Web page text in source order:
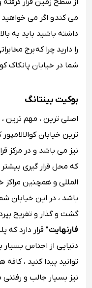
از سطح زمین قرار گرفته
می کند و اگر می خواهید
داشته باشید باید به
را دارید چرا که برج
شما در خیابان پانکاک
بوکیت بینتانگ
اصلی ترین ، مهم ترین
ترین خیابان
نیز می باشد و در مرکز
که محل قرار گیری
المللی و همچنین مراکز
باشد ، در این خیابان
گشت و گذار و تفریح
فارنهایت” قرار دارد
دنیایی از اجناس بسیار
توانید پیدا کنید ،
نیز بسیار جالب و